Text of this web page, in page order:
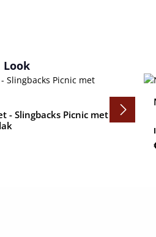
Look
- Slingbacks Picnic met